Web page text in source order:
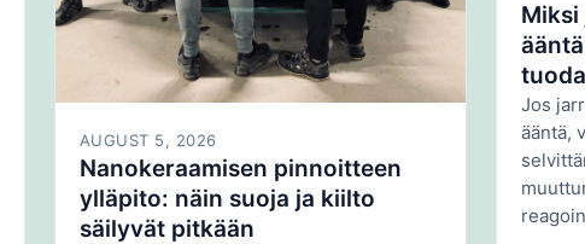
AUGUST 5, 2026
Nanokeraamisen pinnoitteen
ylläpito: näin suoja ja kiilto
säilyvät pitkään
Jos
ääntä,